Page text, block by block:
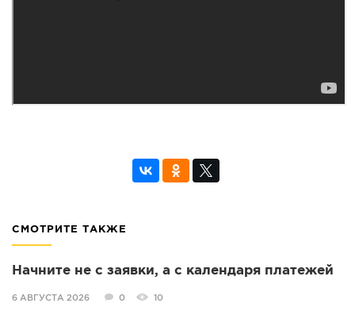
СМОТРИТЕ ТАКЖЕ
Начните не с заявки, а с календаря платежей
6 АВГУСТА 2026 0 10